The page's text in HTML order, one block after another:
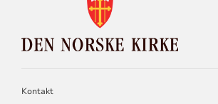
NORSKE
KIRKE
Kontakt